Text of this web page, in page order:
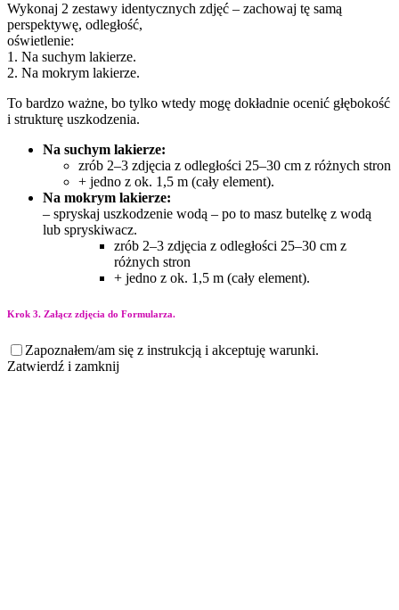
Wykonaj 2 zestawy identycznych zdjęć – zachowaj tę samą
perspektywę, odległość,
oświetlenie:
1. Na suchym lakierze.
2. Na mokrym lakierze.
To bardzo ważne, bo tylko wtedy mogę dokładnie ocenić głębokość
i strukturę uszkodzenia.
Na suchym lakierze:
zrób 2–3 zdjęcia z odległości 25–30 cm z różnych stron
+ jedno z ok. 1,5 m (cały element).
Na mokrym lakierze:
– spryskaj uszkodzenie wodą – po to masz butelkę z wodą
lub spryskiwacz.
zrób 2–3 zdjęcia z odległości 25–30 cm z
różnych stron
+ jedno z ok. 1,5 m (cały element).
Krok 3. Załącz zdjęcia do Formularza.
Zapoznałem/am się z instrukcją i akceptuję warunki.
Zatwierdź i zamknij